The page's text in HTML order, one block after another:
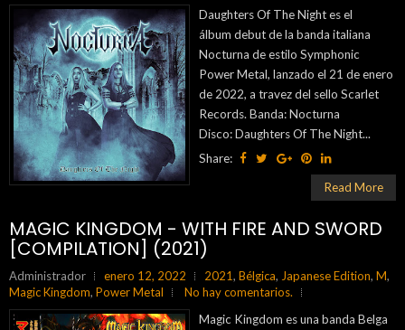
Daughters Of The Night es el
álbum debut de la banda italiana
Nocturna de estilo Symphonic
Power Metal, lanzado el 21 de enero
de 2022, a travez del sello Scarlet
Records. Banda: Nocturna
Disco: Daughters Of The Night...
Share:
Read More
MAGIC KINGDOM - WITH FIRE AND SWORD
[COMPILATION] (2021)
Administrador enero 12, 2022 2021, Bélgica, Japanese Edition, M,
Magic Kingdom, Power Metal
No hay comentarios.
Magic Kingdom es una banda Belga